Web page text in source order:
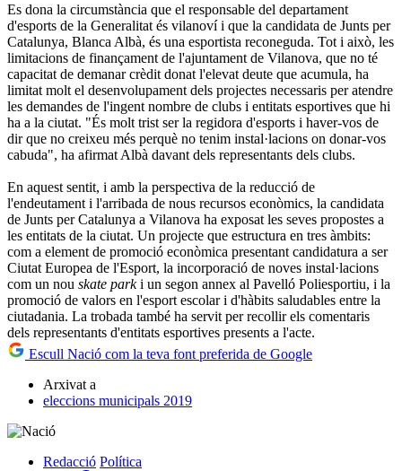
Es dona la circumstància que el responsable del departament
d'esports de la Generalitat és vilanoví i que la candidata de Junts per
Catalunya, Blanca Albà, és una esportista reconeguda. Tot i això, les
limitacions de finançament de l'ajuntament de Vilanova, que no té
capacitat de demanar crèdit donat l'elevat deute que acumula, ha
limitat molt el desenvolupament dels projectes necessaris per atendre
les demandes de l'ingent nombre de clubs i entitats esportives que hi
ha a la ciutat. "És molt trist ser la regidora d'esports i haver-vos de
dir que no creixeu més perquè no tenim instal·lacions on donar-vos
cabuda", ha afirmat Albà davant dels representants dels clubs.
En aquest sentit, i amb la perspectiva de la reducció de
l'endeutament i l'arribada de nous recursos econòmics, la candidata
de Junts per Catalunya a Vilanova ha exposat les seves propostes a
les entitats de la ciutat. Un projecte que estructura en tres àmbits:
com a element de promoció econòmica presentant candidatura a ser
Ciutat Europea de l'Esport, la incorporació de noves instal·lacions
com un nou skate parki un segon annex al Pavelló Poliesportiu, i la
promoció de valors en l'esport escolar i d'hàbits saludables entre la
ciutadania. La trobada també ha servit per recollir els comentaris
dels representants d'entitats esportives presents a l'acte.
Escull Nació com la teva font preferida de Google
Arxivat a
eleccions municipals 2019
Redacció Política